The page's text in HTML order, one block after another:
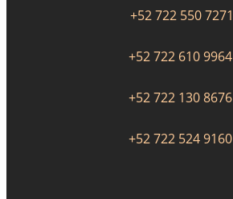
+52 722 550 7271
+52 722 610 9964
+52 722 130 8676
+52 722 524 9160